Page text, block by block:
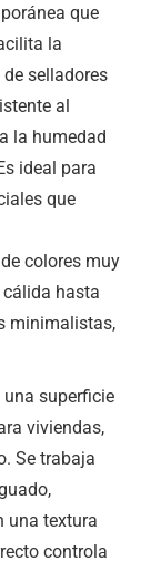
que
la
selladores
al
la humedad
ideal para
que
colores muy
hasta
minimalistas,
una superficie
viviendas,
Se trabaja
una textura
controla